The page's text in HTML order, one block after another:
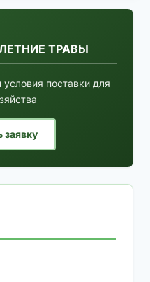
ТРАВЫ
поставки для
заявку